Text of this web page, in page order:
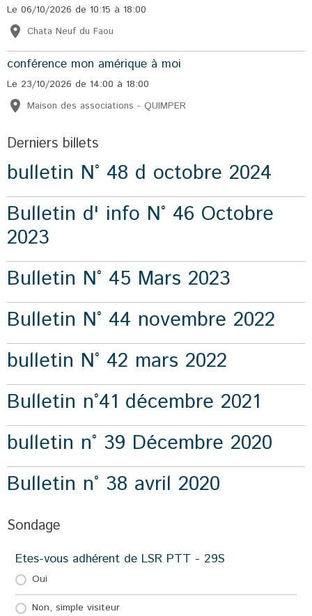
Le 06/10/2026 de 10:15 à 18:00
Chata Neuf du Faou
conférence mon amérique à moi
Le 23/10/2026 de 14:00 à 18:00
Maison des associations - QUIMPER
Derniers billets
bulletin N° 48 d octobre 2024
Bulletin d' info N° 46 Octobre
2023
Bulletin N° 45 Mars 2023
Bulletin N° 44 novembre 2022
bulletin N° 42 mars 2022
Bulletin n°41 décembre 2021
bulletin n° 39 Décembre 2020
Bulletin n° 38 avril 2020
Sondage
Etes-vous adhérent de LSR PTT - 29S
Oui
Non, simple visiteur